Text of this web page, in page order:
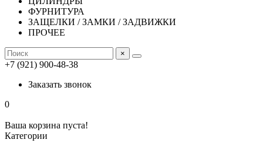
ФУРНИТУРА
ЗАЩЕЛКИ / ЗАМКИ / ЗАДВИЖКИ
ПРОЧЕЕ
×
+7 (921) 900-48-38
Заказать звонок
0
Ваша корзина пуста!
Категории